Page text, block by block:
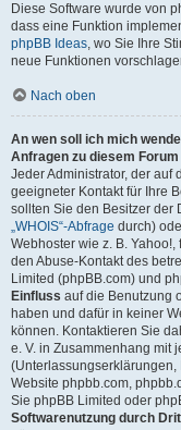
Diese Software wurde von
dass eine Funktion
phpBB Ideas, wo Sie Ihre
neue Funktionen
Nach oben
An wen soll ich mich
Anfragen zu diesem
Jeder Administrator, der auf
geeigneter Kontakt für Ihre
sollten Sie den Besitzer der
„WHOIS“-Abfrage durch)
Webhoster wie z. B.
den Abuse-Kontakt des
Limited (phpBB.com) und
Einfluss auf die Benutzung
haben und dafür in keiner
können. Kontaktieren Sie
e. V. in Zusammenhang mit
(Unterlassungserklärungen,
Website phpbb.com,
Sie phpBB Limited oder
Softwarenutzung durch